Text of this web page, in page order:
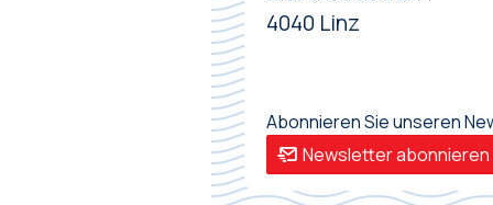
4040 Linz
Abonnieren Sie unseren
Newsletter abonnieren